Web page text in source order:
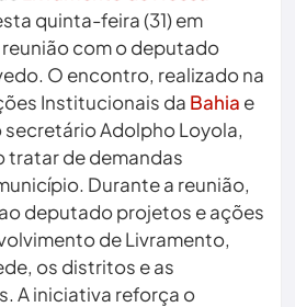
quinta-feira (31) em
com o deputado
O encontro, realizado na
Institucionais da Bahia e
secretário Adolpho Loyola,
de demandas
Durante a reunião,
deputado projetos e ações
de Livramento,
os distritos e as
A iniciativa reforça o